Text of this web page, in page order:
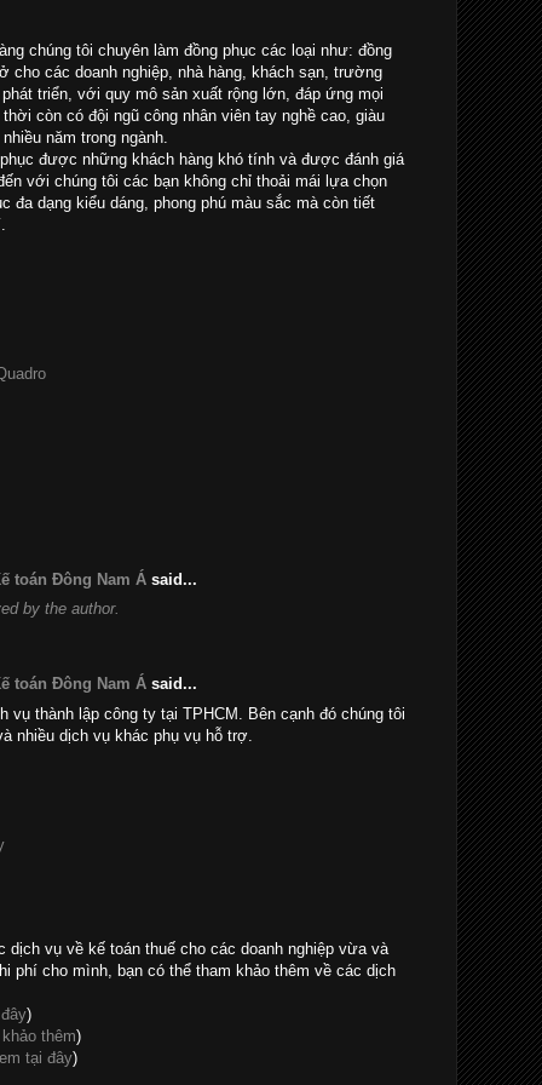
chúng tôi chuyên làm đồng phục các loại như: đồng
cho các doanh nghiệp, nhà hàng, khách sạn, trường
triển, với quy mô sản xuất rộng lớn, đáp ứng mọi
còn có đội ngũ công nhân viên tay nghề cao, giàu
năm trong ngành.
được những khách hàng khó tính và được đánh giá
với chúng tôi các bạn không chỉ thoải mái lựa chọn
đa dạng kiểu dáng, phong phú màu sắc mà còn tiết
toán Đông Nam Á said...
by the author.
toán Đông Nam Á said...
vụ thành lập công ty tại TPHCM. Bên cạnh đó chúng tôi
nhiều dịch vụ khác phụ vụ hỗ trợ.
dịch vụ về kế toán thuế cho các doanh nghiệp vừa và
phí cho mình, bạn có thể tham khảo thêm về các dịch
)
thêm)
tại đây)